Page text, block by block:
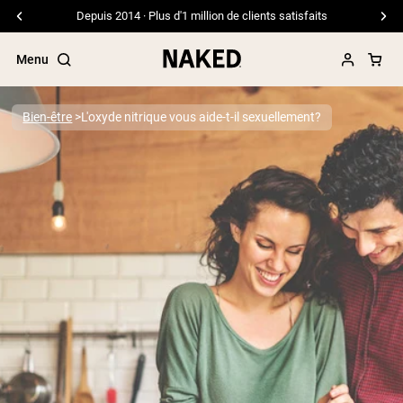
Livraison gratuite pour les commandes de 99 $ et plus
Menu
Termes de recherche populaires
”Protein Powder“
”Overnight Oats“
”Vegan protein“
PROTÉINES EN POUDRE Meilleure Vente
Protéine de pois
Protéine de Whey en Poudre
Peptides de collagène
Bien-être L'oxyde nitrique vous aide-t-il sexuellement?